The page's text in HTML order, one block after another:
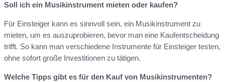
Soll ich ein Musikinstrument mieten oder kaufen?
Für Einsteiger kann es sinnvoll sein, ein Musikinstrument zu
mieten, um es auszuprobieren, bevor man eine Kaufentscheidung
trifft. So kann man verschiedene Instrumente für Einsteiger testen,
ohne sofort große Investitionen zu tätigen.
Welche Tipps gibt es für den Kauf von Musikinstrumenten?